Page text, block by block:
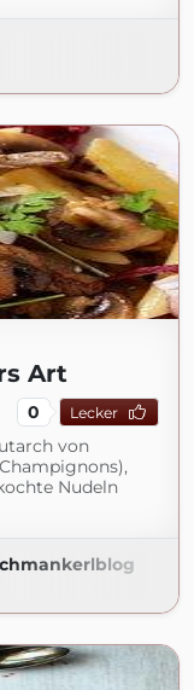
Art
0 Lecker
von
Nudeln